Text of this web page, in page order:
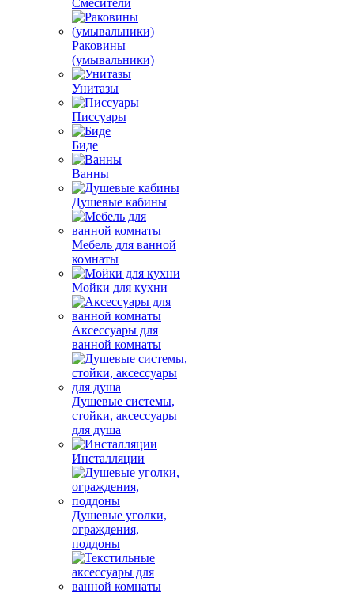
Смесители
Раковины
(умывальники)
Унитазы
Писсуары
Биде
Ванны
Душевые кабины
Мебель для ванной
комнаты
Мойки для кухни
Аксессуары для
ванной комнаты
Душевые системы,
стойки, аксессуары
для душа
Инсталляции
Душевые уголки,
ограждения,
поддоны